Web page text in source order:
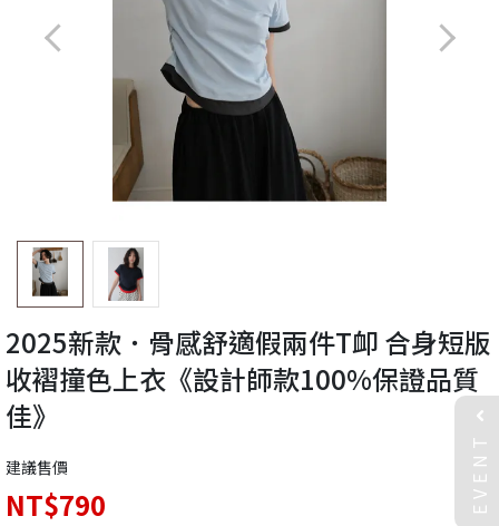
2025新款．骨感舒適假兩件T卹 合身短版
收褶撞色上衣《設計師款100%保證品質
佳》
建議售價
NT$790 EVENT